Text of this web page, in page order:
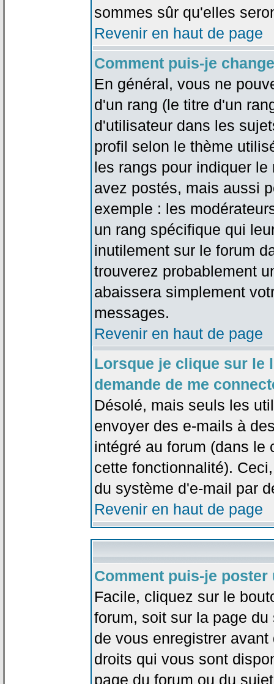
sommes sûr qu'elles
Revenir en haut de page
Comment puis-je
En général, vous ne
d'un rang (le titre d'un
d'utilisateur dans les
profil selon le thème
les rangs pour indiquer
avez postés, mais aussi
exemple : les
un rang spécifique qui
inutilement sur le forum
trouverez probablement
abaissera simplement
messages.
Revenir en haut de page
Lorsque je clique sur le
demande de me
Désolé, mais seuls les
envoyer des e-mails à
intégré au forum (dans le
cette fonctionnalité).
du système d'e-mail par
Revenir en haut de page
Comment puis-je
Facile, cliquez sur le
forum, soit sur la page
de vous enregistrer
droits qui vous sont
page du forum ou du